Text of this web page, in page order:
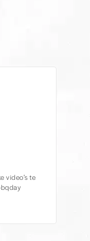
video’s te